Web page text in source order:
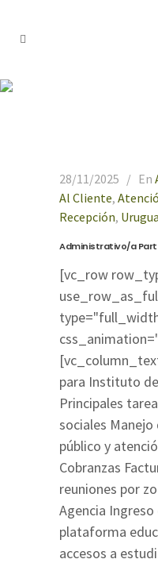
28/11/2025 En
Al Cliente,
Recepción,
Administrativo/a Part
[vc_row
para Instituto
Principales
sociales
público y
Cobranzas
reuniones por
Agencia
plataforma
accesos a